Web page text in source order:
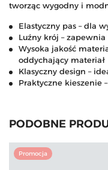
tworząc wygodny i
Elastyczny pas – dla
Luźny krój –
Wysoka jakość
oddychający materiał
Klasyczny design –
Praktyczne kieszenie
PODOBNE
Promocja